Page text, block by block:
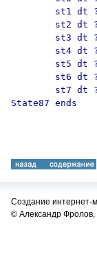
st1 dt
st2 dt
st3 dt
st4 dt
st5 dt
st6 dt
st7 dt
State87 ends
Создание интернет-
© Александр Фролов,